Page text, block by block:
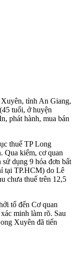
tỉnh An Giang,
tuổi, ở huyện
phát hành, mua bán
thuế TP Long
Qua kiểm, cơ quan
dụng 9 hóa đơn bất
tại TP.HCM) do Lê
chưa thuế trên 12,5
tố đến Cơ quan
minh làm rõ. Sau
Xuyên đã tiến